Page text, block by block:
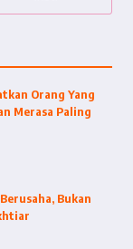
Orang Yang
Merasa Paling
Bukan